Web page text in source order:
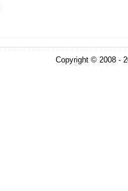
Copyright © 2008 -